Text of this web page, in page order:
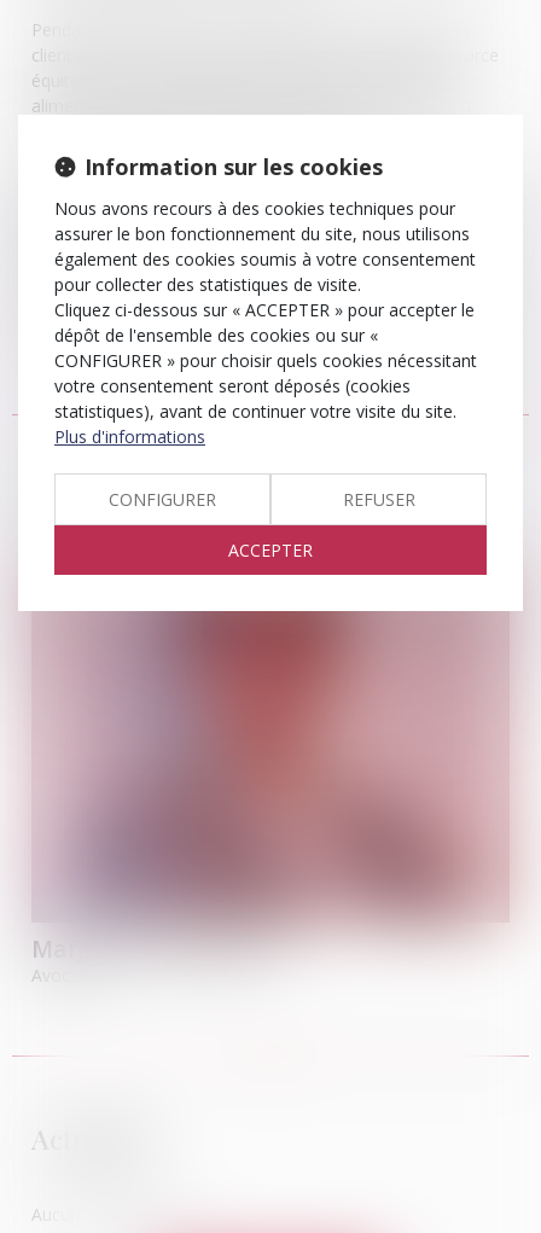
Pendant la procédure, l'avocat représente et défend ses
clients devant les tribunaux, négocie des accords de divorce
équitables en matière de garde d'enfants, de pension
alimentaire, de partage des biens, et veille à protéger au
En résumé, l'avocat en droit de la famille est un allié
indispensable pour accompagner et défendre ses clients tout
au long du processus de divorce, en veillant à ce que leurs
droits soient respectés et leurs intérêts préservés.
Nos compétences en la matière sont larges, n'hésitez pas à
nous contacter.
Votre avocate
Marjorie MASSONNET
Avocate
Actualités
Aucun article trouvé
Information sur les cookies
Nous avons recours à des cookies techniques pour
assurer le bon fonctionnement du site, nous utilisons
également des cookies soumis à votre consentement
pour collecter des statistiques de visite.
Cliquez ci-dessous sur « ACCEPTER » pour accepter le
dépôt de l'ensemble des cookies ou sur «
CONFIGURER » pour choisir quels cookies nécessitant
votre consentement seront déposés (cookies
statistiques), avant de continuer votre visite du site.
Plus d'informations
CONFIGURER REFUSER
ACCEPTER